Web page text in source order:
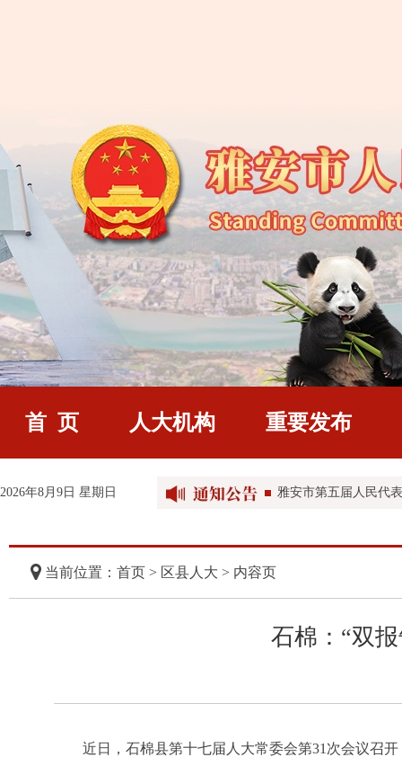
首 页 人大机构 重要发布
2026年8月9日 星期日
雅安市第五届人民代
雅安市第五届人民代
雅安市第五届人民代
雅安市第五届人民代
雅安市第五届人民代
雅安市第五届人民代
当前位置：首页 > 区县人大 > 内容页
石棉：“双
近日，石棉县第十七届人大常委会第31次会议召